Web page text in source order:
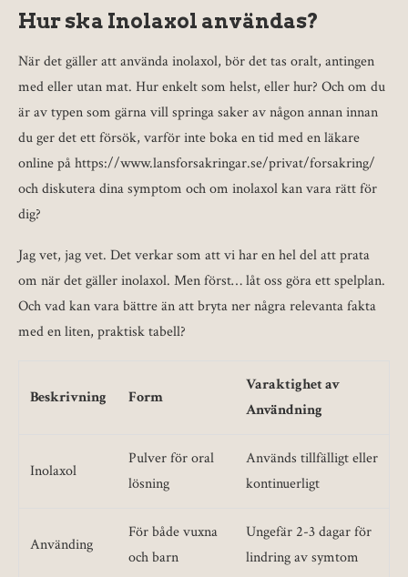
Hur ska Inolaxol användas?
När det gäller att använda inolaxol, bör det tas oralt, antingen
med eller utan mat. Hur enkelt som helst, eller hur? Och om du
är av typen som gärna vill springa saker av någon annan innan
du ger det ett försök, varför inte boka en tid med en läkare
online på https://www.lansforsakringar.se/privat/forsakring/
och diskutera dina symptom och om inolaxol kan vara rätt för
dig?
Jag vet, jag vet. Det verkar som att vi har en hel del att prata
om när det gäller inolaxol. Men först… låt oss göra ett spelplan.
Och vad kan vara bättre än att bryta ner några relevanta fakta
med en liten, praktisk tabell?
Beskrivning Form
Varaktighet av
Användning
Inolaxol
Pulver för oral
lösning
Används tillfälligt eller
kontinuerligt
Använding
För både vuxna
och barn
Ungefär 2-3 dagar för
lindring av symtom